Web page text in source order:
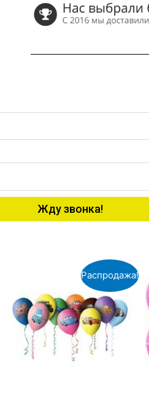
Жду звонка!
Распродажа!